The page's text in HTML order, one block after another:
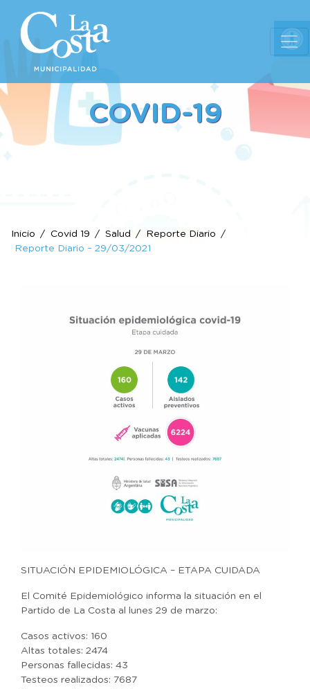
COVID-19
Inicio Covid 19 Salud
Reporte Diario
Reporte Diario – 29/03/2021
SITUACIÓN EPIDEMIOLÓGICA – ETAPA CUIDADA
El Comité Epidemiológico informa la situación en el
Partido de La Costa al lunes 29 de marzo:
Casos activos: 160
Altas totales: 2474
Personas fallecidas: 43
Testeos realizados: 7687